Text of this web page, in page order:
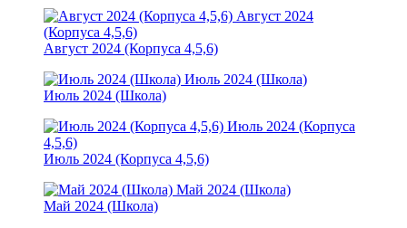
Август 2024
(Корпуса 4,5,6)
Август 2024 (Корпуса 4,5,6)
Июль 2024 (Школа)
Июль 2024 (Школа)
Июль 2024 (Корпуса
4,5,6)
Июль 2024 (Корпуса 4,5,6)
Май 2024 (Школа)
Май 2024 (Школа)